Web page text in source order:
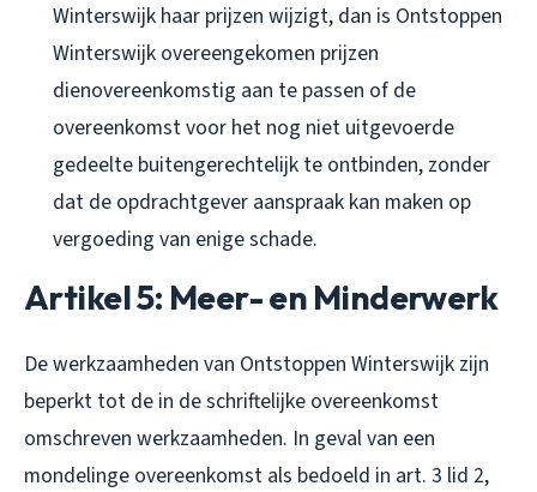
Winterswijk haar prijzen wijzigt, dan is Ontstoppen
Winterswijk overeengekomen prijzen
dienovereenkomstig aan te passen of de
overeenkomst voor het nog niet uitgevoerde
gedeelte buitengerechtelijk te ontbinden, zonder
dat de opdrachtgever aanspraak kan maken op
vergoeding van enige schade.
Artikel 5: Meer- en Minderwerk
De werkzaamheden van Ontstoppen Winterswijk zijn
beperkt tot de in de schriftelijke overeenkomst
omschreven werkzaamheden. In geval van een
mondelinge overeenkomst als bedoeld in art. 3 lid 2,